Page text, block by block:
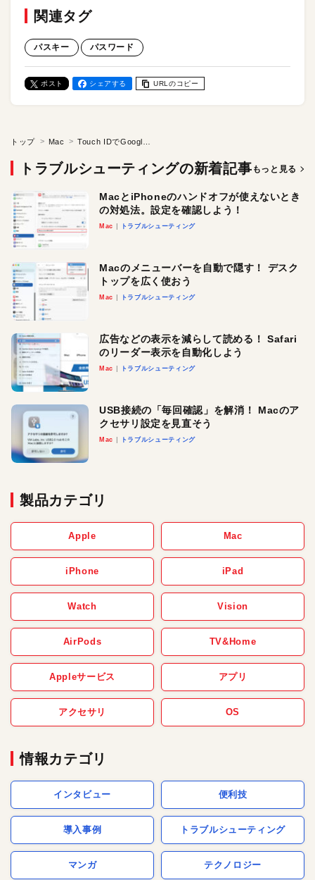
関連タグ
パスキー パスワード
ポスト シェアする URLのコピー
トップ Mac Touch IDでGoogleにサインイン！ Macでパスキーを設定する方法を解説
トラブルシューティングの新着記事 もっと見る
MacとiPhoneのハンドオフが使えないとき
の対処法。設定を確認しよう！
Mac トラブルシューティング
Macのメニューバーを自動で隠す！ デスク
トップを広く使おう
Mac トラブルシューティング
広告などの表示を減らして読める！ Safari
のリーダー表示を自動化しよう
Mac トラブルシューティング
USB接続の「毎回確認」を解消！ Macのア
クセサリ設定を見直そう
Mac トラブルシューティング
製品カテゴリ
Apple Mac
iPhone iPad
Watch Vision
AirPods TV&Home
Appleサービス アプリ
アクセサリ OS
情報カテゴリ
インタビュー 便利技
導入事例 トラブルシューティング
マンガ テクノロジー